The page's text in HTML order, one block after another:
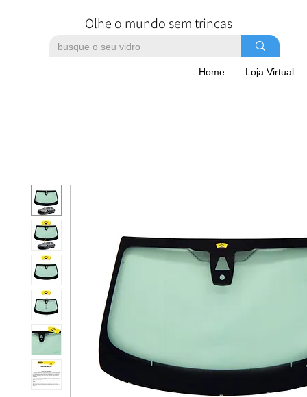
Olhe o mundo sem trincas
Home Loja Virtual